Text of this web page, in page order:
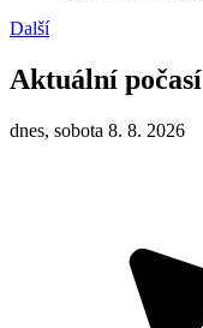
Další
Aktuální počasí
dnes, sobota 8. 8. 2026